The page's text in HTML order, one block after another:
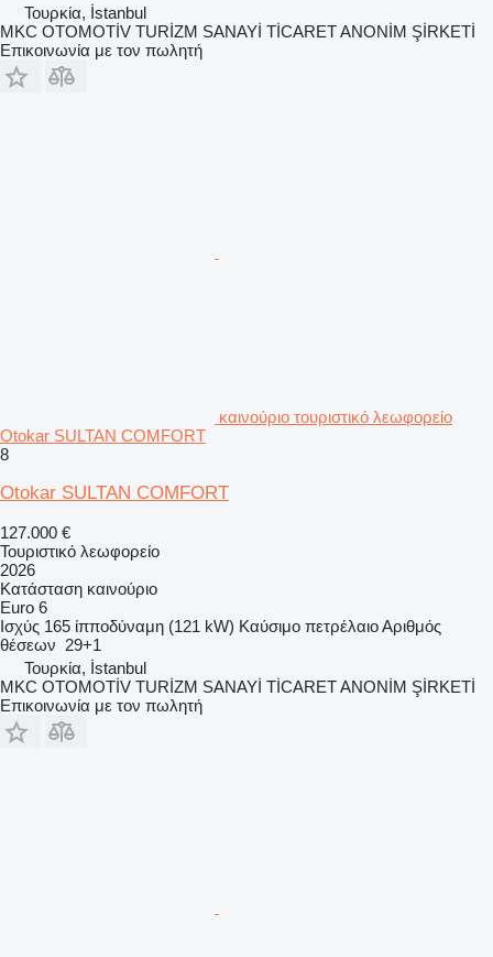
Τουρκία, İstanbul
MKC OTOMOTİV TURİZM SANAYİ TİCARET ANONİM ŞİRKETİ
Επικοινωνία με τον πωλητή
καινούριο τουριστικό λεωφορείο
Otokar SULTAN COMFORT
8
Otokar SULTAN COMFORT
127.000 €
Τουριστικό λεωφορείο
2026
Κατάσταση καινούριο
Euro 6
Ισχύς 165 ίπποδύναμη (121 kW) Καύσιμο πετρέλαιοΑριθμός
θέσεων 29+1
Τουρκία, İstanbul
MKC OTOMOTİV TURİZM SANAYİ TİCARET ANONİM ŞİRKETİ
Επικοινωνία με τον πωλητή